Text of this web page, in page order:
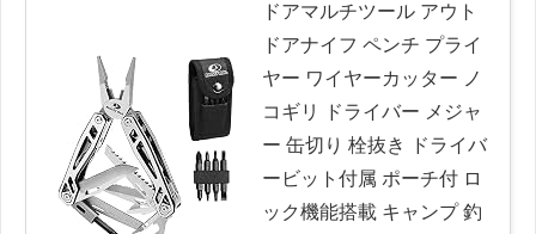
ドアマルチツール アウト
ドアナイフ ペンチ プライ
ヤー ワイヤーカッター ノ
コギリ ドライバー メジャ
ー 缶切り 栓抜き ドライバ
ービット付属 ポーチ付 ロ
ック機能搭載 キャンプ 釣